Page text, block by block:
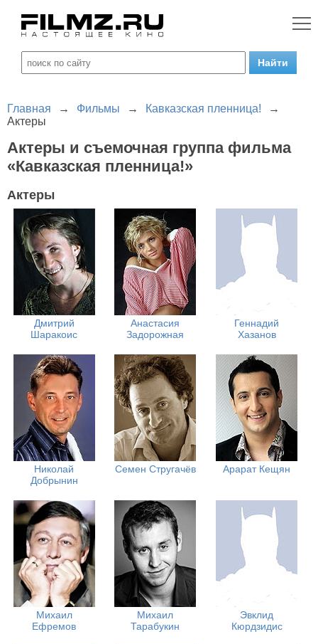
Главная → Фильмы → Кавказская пленница!
→
Актеры
Актеры и съемочная группа фильма
«Кавказская пленница!»
Актеры
Дмитрий
Шаракоис
Анастасия
Задорожная
Геннадий
Хазанов
Николай
Добрынин
Семен Стругачёв Арарат Кещян
Михаил
Ефремов
Михаил
Тарабукин
Эвклид
Кюрдзидис